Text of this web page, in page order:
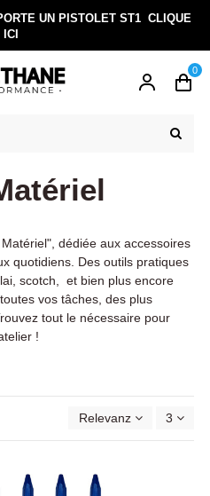
UN PISTOLET ST1CLIQUE
ICI
0
dédiée aux accessoires
quotidiens. Des outils pratiques
scotch, et bien plus encore
vos tâches, des plus
tout le nécessaire pour
!
Relevanz 3